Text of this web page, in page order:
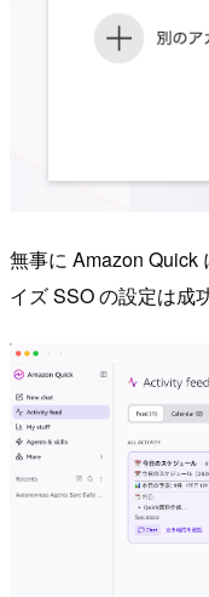
無事に Amazon Quick
イズ SSO の設定は成